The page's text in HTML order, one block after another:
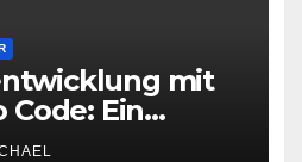
mit
Code: Ein